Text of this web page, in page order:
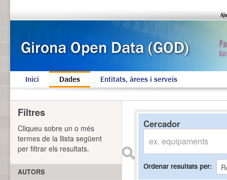
Inici Dades Entitats, àrees i serveis
Cercador
Ordenar resultats per
Filtres
Cliqueu sobre un o més
termes de la llista següent
per filtrar els resultats.
AUTORS